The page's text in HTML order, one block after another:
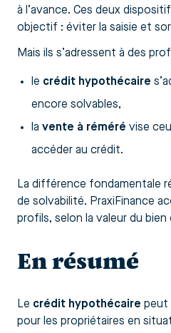
à l’avance. Ces deux
objectif : éviter la saisie et
Mais ils s’adressent à des
le crédit hypothécaire
encore solvables,
la vente à réméré vise
accéder au crédit.
La différence fondamentale
de solvabilité. PraxiFinance
profils, selon la valeur du
En résumé
Le crédit hypothécaire peut
pour les propriétaires en